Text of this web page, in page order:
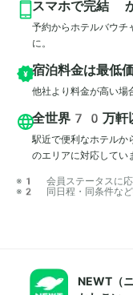
スマホで完結
予約からホテルバウチ
に。
宿泊料金は最低
他社より料金が高い場
全世界70万軒
駅近で便利なホテル
のエリアに対応してい
※1 会員ステータスに応
※2 同日程・同条件など
NEWT（